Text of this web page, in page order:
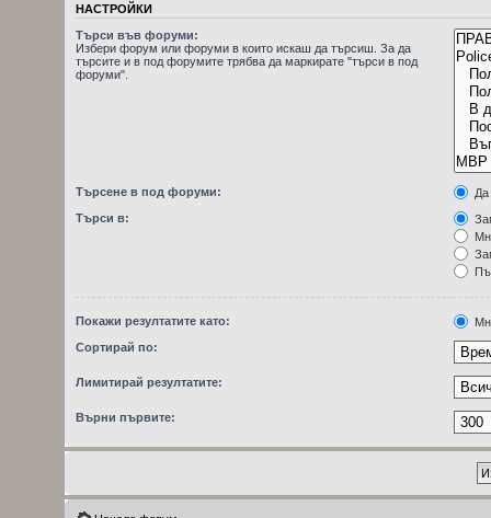
НАСТРОЙКИ
Търси във форуми:
Избери форум или форуми в които искаш да търсиш. За да
търсите и в под форумите трябва да маркирате "търси в под
форуми".
Търсене в под форуми:
Да
Търси в:
Покажи резултатите като:
Сортирай по:
Лимитирай резултатите:
Върни първите: